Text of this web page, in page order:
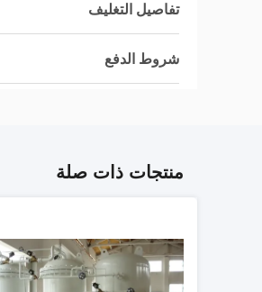
تفاصيل التغليف
شروط الدفع
منتجات ذات صلة